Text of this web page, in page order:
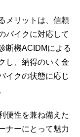
メリットは、信頼
バイクに対応して
断機ACIDMによる
し、納得のいく金
イクの状態に応じ
便性を兼ね備えた
ナーにとって魅力